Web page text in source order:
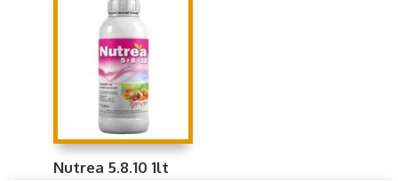
Nutrea 5.8.10 1lt